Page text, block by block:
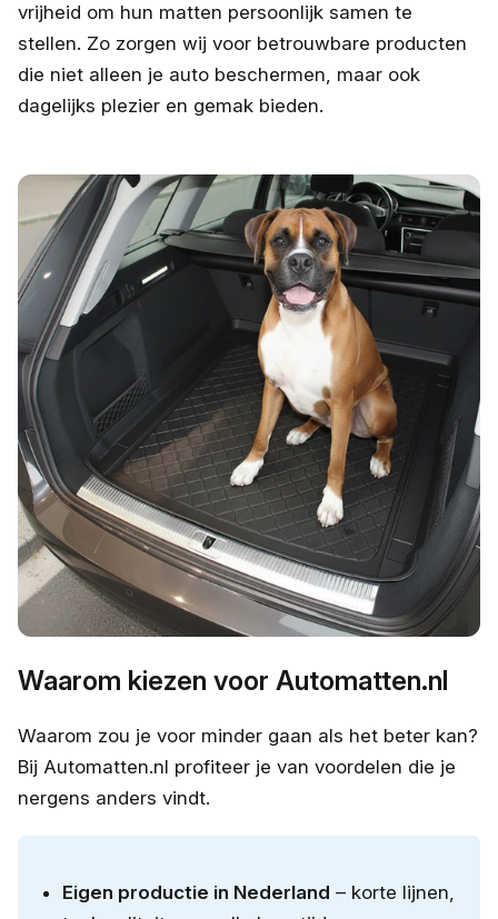
vrijheid om hun matten persoonlijk samen te
stellen. Zo zorgen wij voor betrouwbare producten
die niet alleen je auto beschermen, maar ook
dagelijks plezier en gemak bieden.
Waarom kiezen voor Automatten.nl
Waarom zou je voor minder gaan als het beter kan?
Bij Automatten.nl profiteer je van voordelen die je
nergens anders vindt.
Eigen productie in Nederland – korte lijnen,